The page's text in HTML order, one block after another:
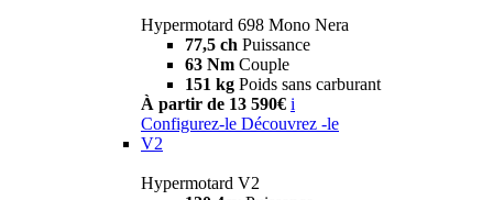
Hypermotard 698 Mono Nera
77,5 ch Puissance
63 Nm Couple
151 kg Poids sans carburant
À partir de 13 590€ i
Configurez-le Découvrez -le
V2
Hypermotard V2